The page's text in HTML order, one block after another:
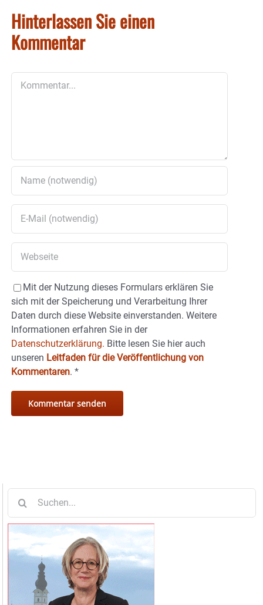
Hinterlassen Sie einen
Kommentar
Mit der Nutzung dieses Formulars erklären Sie
sich mit der Speicherung und Verarbeitung Ihrer
Daten durch diese Website einverstanden. Weitere
Informationen erfahren Sie in der
Datenschutzerklärung. Bitte lesen Sie hier auch
unseren Leitfaden für die Veröffentlichung von
Kommentaren. *
nach: